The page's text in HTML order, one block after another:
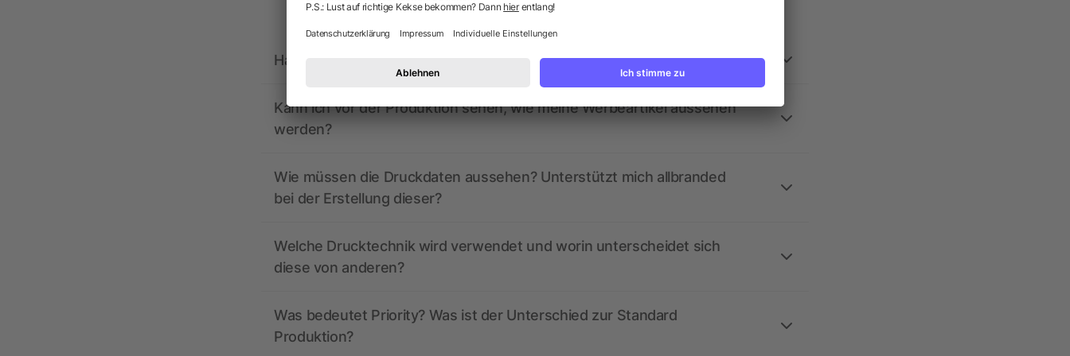
Hat allbranded derzeit aktive Gutscheincodes?
Kann ich vor der Produktion sehen, wie meine Werbeartikel aussehen
werden?
Wie müssen die Druckdaten aussehen? Unterstützt mich allbranded
bei der Erstellung dieser?
Welche Drucktechnik wird verwendet und worin unterscheidet sich
diese von anderen?
Was bedeutet Priority? Was ist der Unterschied zur Standard
Produktion?